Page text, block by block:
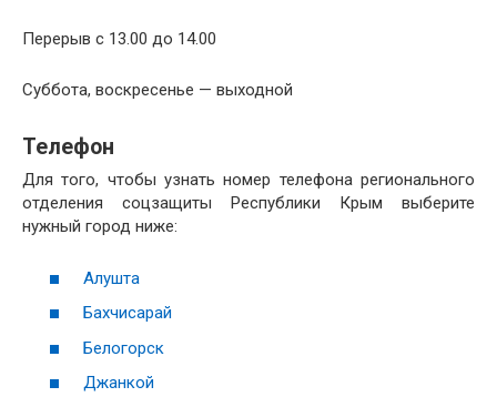
Перерыв с 13.00 до 14.00
Суббота, воскресенье — выходной
Телефон
Для того, чтобы узнать номер телефона регионального
отделения соцзащиты Республики Крым выберите
нужный город ниже:
Алушта
Бахчисарай
Белогорск
Джанкой